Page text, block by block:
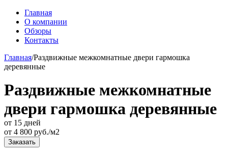
Главная
О компании
Обзоры
Контакты
Главная/Раздвижные межкомнатные двери гармошка
деревянные
Раздвижные межкомнатные
двери гармошка деревянные
от 15 дней
от 4 800 руб./м2
Заказать